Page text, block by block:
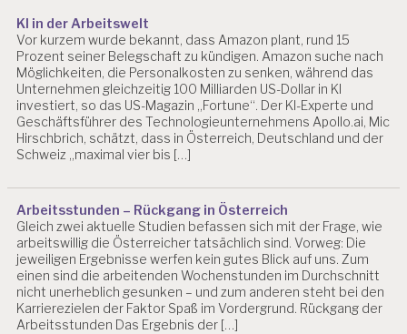
KI in der Arbeitswelt
Vor kurzem wurde bekannt, dass Amazon plant, rund 15
Prozent seiner Belegschaft zu kündigen. Amazon suche nach
Möglichkeiten, die Personalkosten zu senken, während das
Unternehmen gleichzeitig 100 Milliarden US-Dollar in KI
investiert, so das US-Magazin „Fortune“. Der KI-Experte und
Geschäftsführer des Technologieunternehmens Apollo.ai, Mic
Hirschbrich, schätzt, dass in Österreich, Deutschland und der
Schweiz „maximal vier bis […]
Arbeitsstunden – Rückgang in Österreich
Gleich zwei aktuelle Studien befassen sich mit der Frage, wie
arbeitswillig die Österreicher tatsächlich sind. Vorweg: Die
jeweiligen Ergebnisse werfen kein gutes Blick auf uns. Zum
einen sind die arbeitenden Wochenstunden im Durchschnitt
nicht unerheblich gesunken – und zum anderen steht bei den
Karrierezielen der Faktor Spaß im Vordergrund. Rückgang der
Arbeitsstunden Das Ergebnis der […]